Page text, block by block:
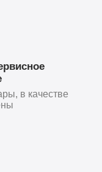
в качестве